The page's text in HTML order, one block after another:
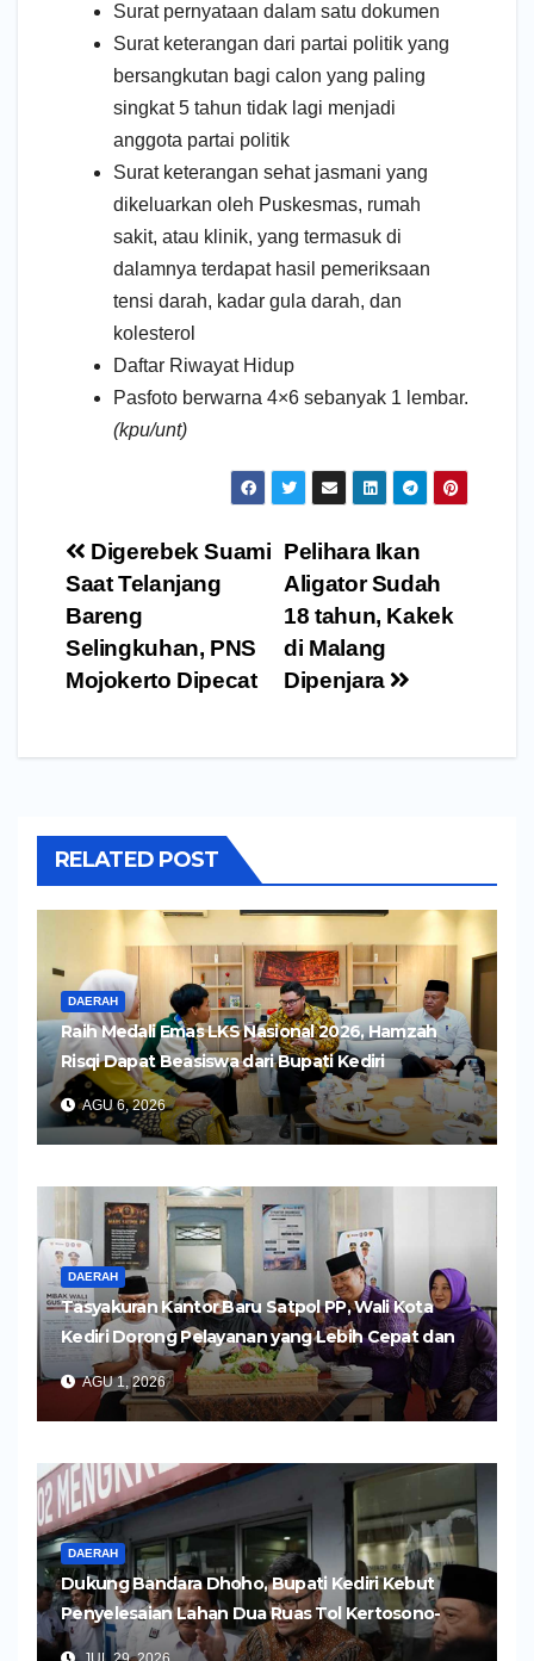
Surat pernyataan dalam satu dokumen
Surat keterangan dari partai politik yang
bersangkutan bagi calon yang paling
singkat 5 tahun tidak lagi menjadi
anggota partai politik
Surat keterangan sehat jasmani yang
dikeluarkan oleh Puskesmas, rumah
sakit, atau klinik, yang termasuk di
dalamnya terdapat hasil pemeriksaan
tensi darah, kadar gula darah, dan
kolesterol
Daftar Riwayat Hidup
Pasfoto berwarna 4×6 sebanyak 1 lembar.
(kpu/unt)
Navigasi
pos
Pelihara Ikan
Aligator Sudah
18 tahun, Kakek
di Malang
Dipenjara
Digerebek Suami
Saat Telanjang
Bareng
Selingkuhan, PNS
Mojokerto Dipecat
RELATED POST
DAERAH
Raih Medali Emas LKS Nasional 2026, Hamzah
Risqi Dapat Beasiswa dari Bupati Kediri
AGU 6, 2026
DAERAH
Tasyakuran Kantor Baru Satpol PP, Wali Kota
Kediri Dorong Pelayanan yang Lebih Cepat dan
Humanis
AGU 1, 2026
DAERAH
Dukung Bandara Dhoho, Bupati Kediri Kebut
Penyelesaian Lahan Dua Ruas Tol Kertosono-
Kediri